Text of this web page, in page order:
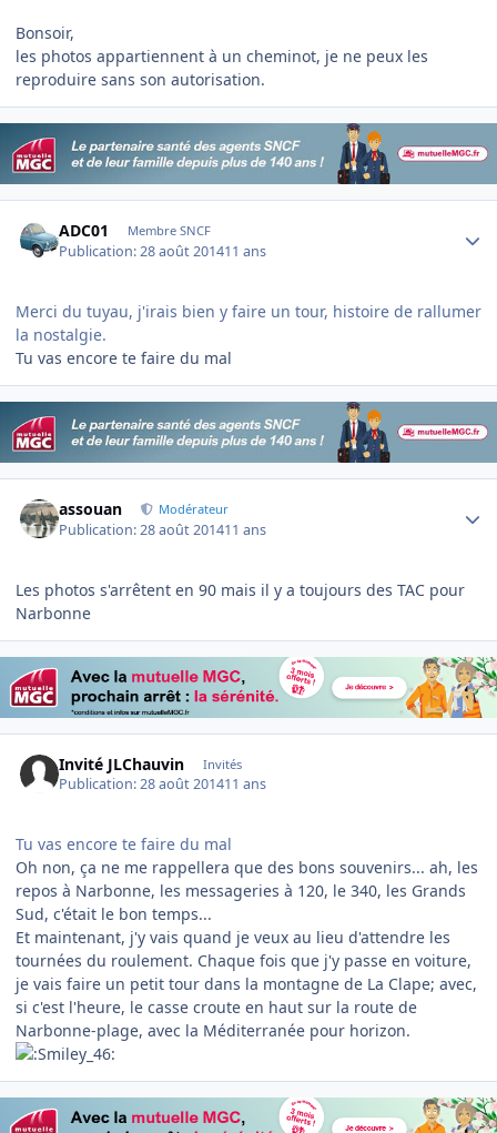
Bonsoir,
les photos appartiennent à un cheminot, je ne peux les
reproduire sans son autorisation.
ADC01 Membre SNCF
Publication:28 août 201411 ans
Merci du tuyau, j'irais bien y faire un tour, histoire de rallumer
la nostalgie.
Tu vas encore te faire du mal
assouan Modérateur
Publication:28 août 201411 ans
Les photos s'arrêtent en 90 mais il y a toujours des TAC pour
Narbonne
Invité JLChauvin Invités
Publication:28 août 201411 ans
Tu vas encore te faire du mal
Oh non, ça ne me rappellera que des bons souvenirs... ah, les
repos à Narbonne, les messageries à 120, le 340, les Grands
Sud, c'était le bon temps...
Et maintenant, j'y vais quand je veux au lieu d'attendre les
tournées du roulement. Chaque fois que j'y passe en voiture,
je vais faire un petit tour dans la montagne de La Clape; avec,
si c'est l'heure, le casse croute en haut sur la route de
Narbonne-plage, avec la Méditerranée pour horizon.